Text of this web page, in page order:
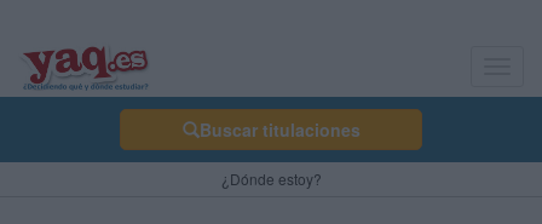
Buscar titulaciones
¿Dónde estoy?